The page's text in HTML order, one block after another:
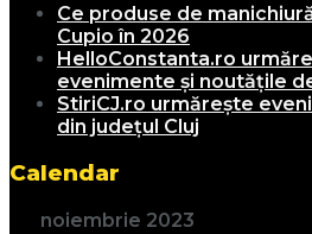
Ce produse de
Cupio în 2026
HelloConstanta.ro
evenimente și noutățile
StiriCJ.ro urmărește
din județul Cluj
Calendar
noiembrie 2023